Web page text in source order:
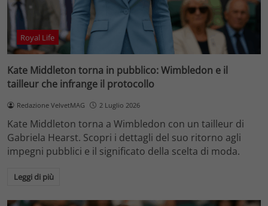
Royal Life
Kate Middleton torna in pubblico: Wimbledon e il
tailleur che infrange il protocollo
Redazione VelvetMAG 2 Luglio 2026
Kate Middleton torna a Wimbledon con un tailleur di
Gabriela Hearst. Scopri i dettagli del suo ritorno agli
impegni pubblici e il significato della scelta di moda.
Leggi di più